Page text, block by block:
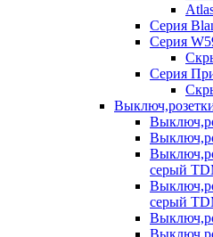
Серия
Серия
Серия
серый
серый